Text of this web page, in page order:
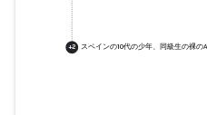
+2 スペインの10代の少年、同級生の裸